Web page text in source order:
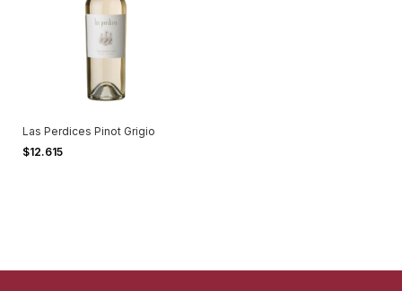
Las Perdices Pinot Grigio
$12.615